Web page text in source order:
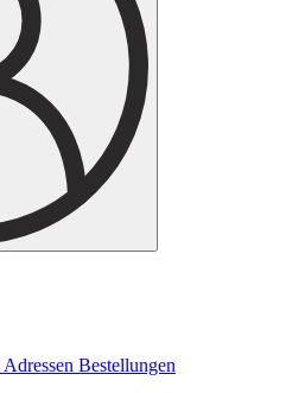
Adressen Bestellungen